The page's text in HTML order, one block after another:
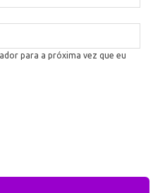
para a próxima vez que eu